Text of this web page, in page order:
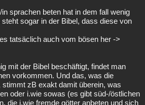
sprachen beten hat in dem fall wenig
sogar in der Bibel, dass diese von
tatsäclich auch vom bösen her ->
mit der Bibel beschäftigt, findet man
vorkommen. Und das, was die
zB exakt damit überein, was
oder i.wie sowas (es gibt süd-/östlichen
die i.wie fremde götter anbeten und sich